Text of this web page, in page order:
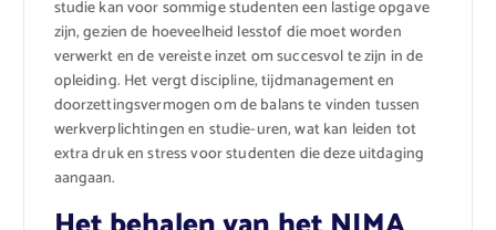
studie kan voor sommige studenten een lastige opgave
zijn, gezien de hoeveelheid lesstof die moet worden
verwerkt en de vereiste inzet om succesvol te zijn in de
opleiding. Het vergt discipline, tijdmanagement en
doorzettingsvermogen om de balans te vinden tussen
werkverplichtingen en studie-uren, wat kan leiden tot
extra druk en stress voor studenten die deze uitdaging
aangaan.